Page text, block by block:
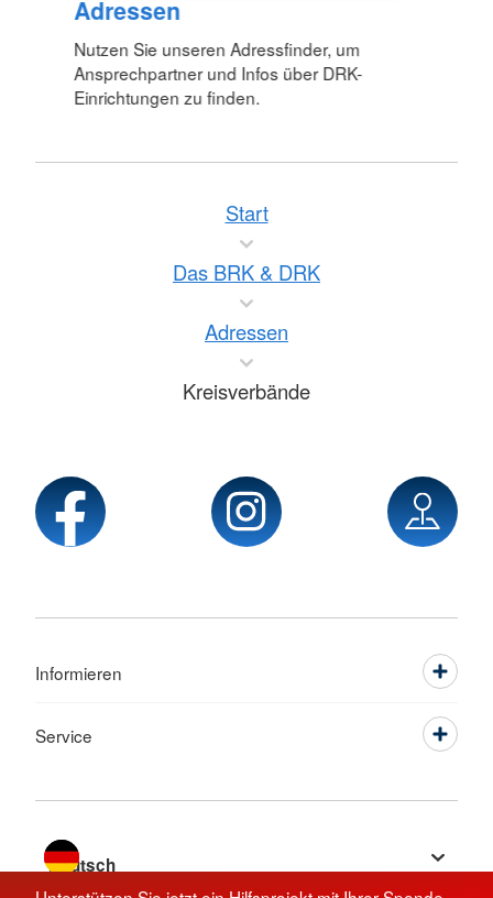
Adressen
Nutzen Sie unseren Adressfinder, um
Ansprechpartner und Infos über DRK-
Einrichtungen zu finden.
Start
Das BRK & DRK
Adressen
Kreisverbände
Informieren
Service
Sprache wechseln zu